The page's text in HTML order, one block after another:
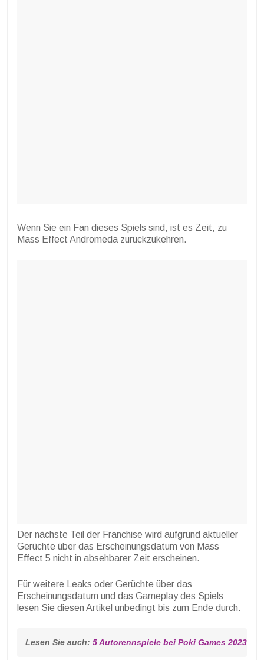
Wenn Sie ein Fan dieses Spiels sind, ist es Zeit, zu
Mass Effect Andromeda zurückzukehren.
Der nächste Teil der Franchise wird aufgrund aktueller
Gerüchte über das Erscheinungsdatum von Mass
Effect 5 nicht in absehbarer Zeit erscheinen.
Für weitere Leaks oder Gerüchte über das
Erscheinungsdatum und das Gameplay des Spiels
lesen Sie diesen Artikel unbedingt bis zum Ende durch.
Lesen Sie auch: 5 Autorennspiele bei Poki Games 2023